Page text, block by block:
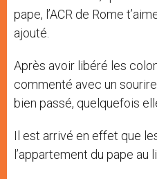
pape, l’ACR de Rome
ajouté.
Après avoir libéré les
commenté avec un
bien passé, quelquefois
Il est arrivé en effet que
l’appartement du pape au